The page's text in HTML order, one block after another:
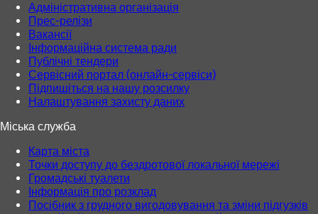
Адміністративна організація
Прес-релізи
Вакансії
Інформаційна система ради
Публічні тендери
Сервісний портал (онлайн-сервіси)
Підпишіться на нашу розсилку
Налаштування захисту даних
Міська служба
Карта міста
Точки доступу до бездротової локальної мережі
Громадські туалети
Інформація про розклад
Посібник з грудного вигодовування та зміни підгузків